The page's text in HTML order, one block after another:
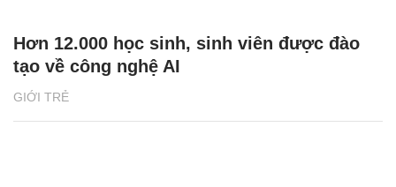
GIỚI TRẺ
Hơn 12.000 học sinh, sinh viên được đào
tạo về công nghệ AI